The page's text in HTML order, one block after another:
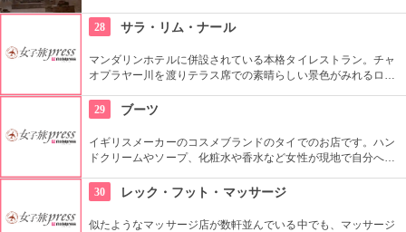
の造りを模した日本人納骨堂もあります。
28 サラ・リム・ナール
マンダリンホテルに併設されている本格タイレストラン。チャ
オプラヤー川を渡りテラス席での素晴らしい景色がみれるロケ
食事ができる。
29 ブーツ
イギリスメーカーのコスメブランドのタイでのお店です。ハン
ドクリームやソープ、化粧水や香水など女性が現地で自分への
れると思います。
30 レック・フット・マッサージ
似たようなマッサージ店が数軒並んでいる中でも、マッサージ